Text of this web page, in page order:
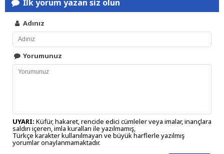
İlk yorum yazan siz olun
Adınız
Yorumunuz
UYARI: Küfür, hakaret, rencide edici cümleler veya imalar, inançlara
saldırı içeren, imla kuralları ile yazılmamış,
Türkçe karakter kullanılmayan ve büyük harflerle yazılmış
yorumlar onaylanmamaktadır.